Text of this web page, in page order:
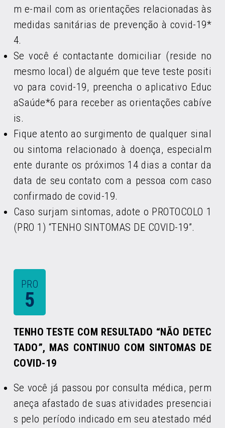
m e-mail com as orientações relacionadas às
medidas sanitárias de prevenção à covid-19*
4.
Se você é contactante domiciliar (reside no
mesmo local) de alguém que teve teste positi
vo para covid-19, preencha o aplicativo Educ
aSaúde*6 para receber as orientações cabíve
is.
Fique atento ao surgimento de qualquer sinal
ou sintoma relacionado à doença, especialm
ente durante os próximos 14 dias a contar da
data de seu contato com a pessoa com caso
confirmado de covid-19.
Caso surjam sintomas, adote o PROTOCOLO 1
(PRO 1) “TENHO SINTOMAS DE COVID-19”.
PRO
5
TENHO TESTE COM RESULTADO “NÃO DETEC
TADO”, MAS CONTINUO COM SINTOMAS DE
COVID-19
Se você já passou por consulta médica, perm
aneça afastado de suas atividades presenciai
s pelo período indicado em seu atestado méd